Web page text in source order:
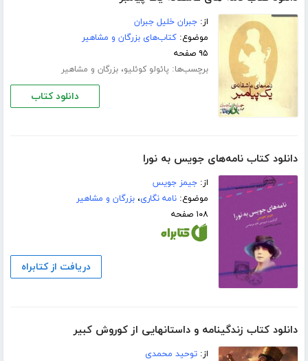
از:جبران خلیل جبران
موضوع:کتاب‌های بزرگان و مشاهیر
۹۵ صفحه
برچسب‌ها: پائولو کوئلیو،بزرگان و مشاهیر
دانلود کتاب
دانلود کتاب نامه‌های جویس به نورا
از:جیمز جویس
موضوع:نامه نگاری،بزرگان و مشاهیر
۱۰۸ صفحه
دریافت از کتابراه
دانلود کتاب زندگینامه و داستانهایی از کوروش کبیر
از:توحید محمدی